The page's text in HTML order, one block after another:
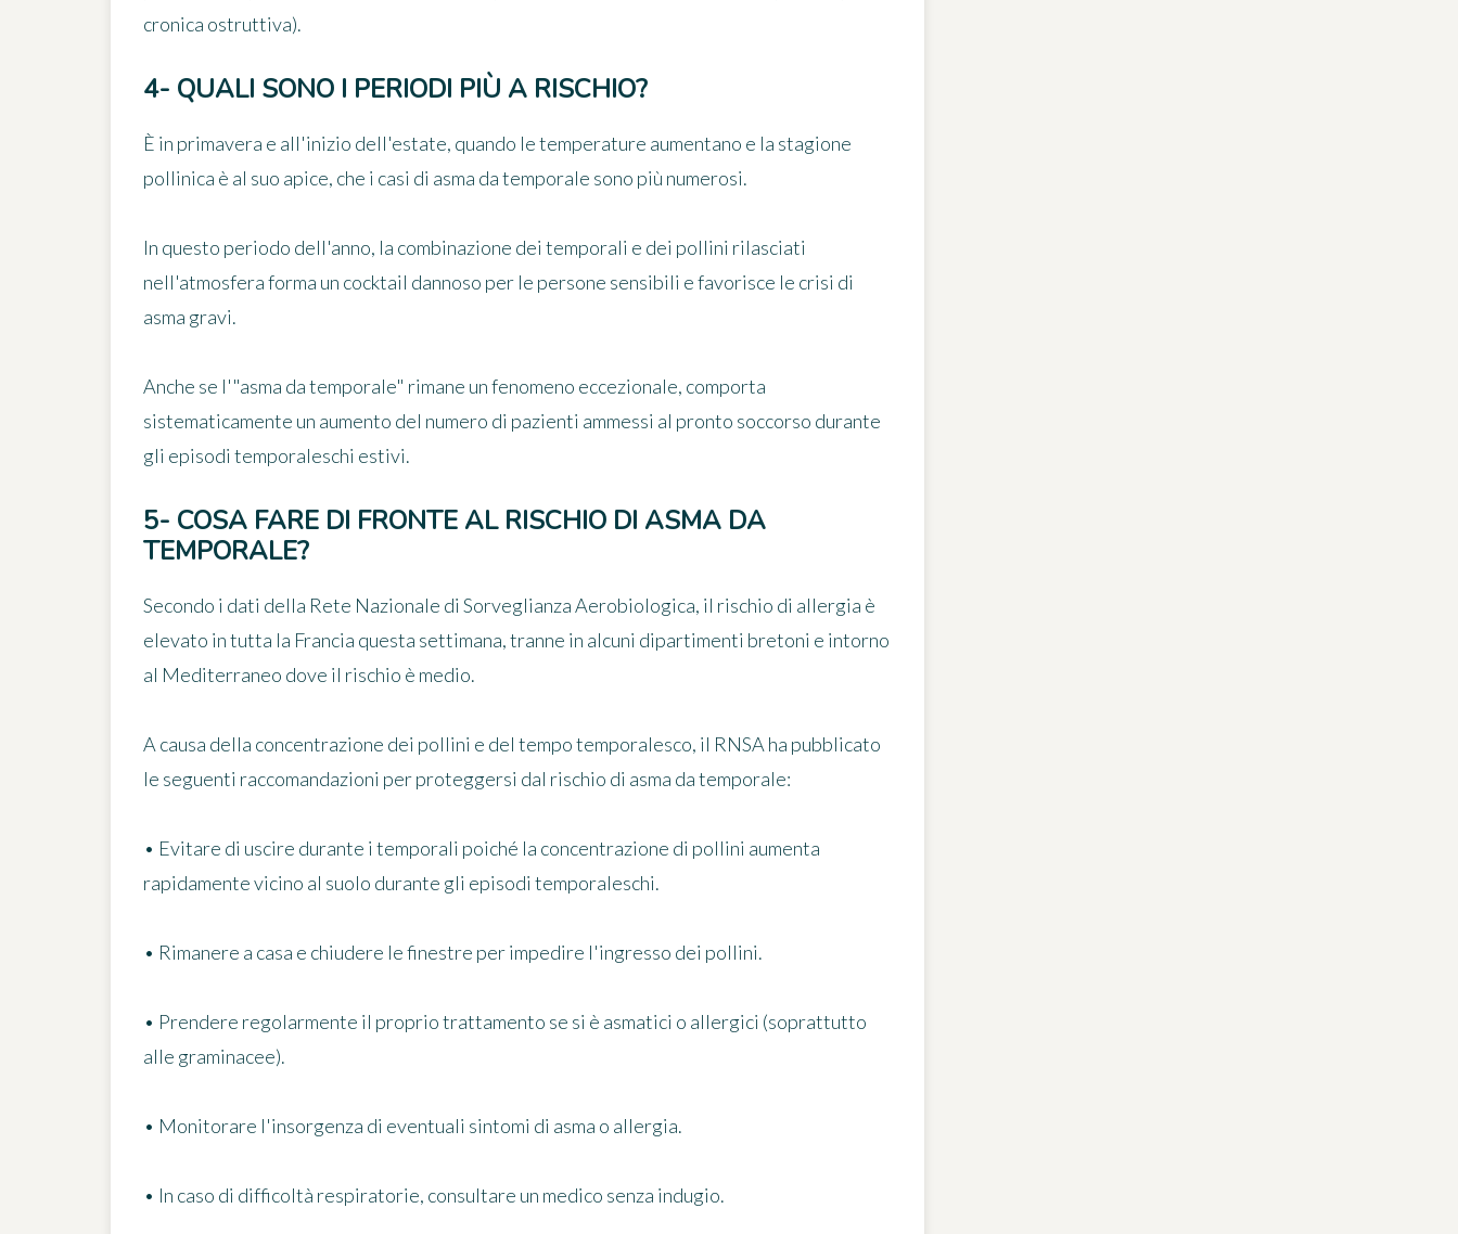
cronica ostruttiva).
4- QUALI SONO I PERIODI PIÙ A RISCHIO?
È in primavera e all'inizio dell'estate, quando le temperature aumentano e la stagione
pollinica è al suo apice, che i casi di asma da temporale sono più numerosi.
In questo periodo dell'anno, la combinazione dei temporali e dei pollini rilasciati
nell'atmosfera forma un cocktail dannoso per le persone sensibili e favorisce le crisi di
asma gravi.
Anche se l'"asma da temporale" rimane un fenomeno eccezionale, comporta
sistematicamente un aumento del numero di pazienti ammessi al pronto soccorso durante
gli episodi temporaleschi estivi.
5- COSA FARE DI FRONTE AL RISCHIO DI ASMA DA
TEMPORALE?
Secondo i dati della Rete Nazionale di Sorveglianza Aerobiologica, il rischio di allergia è
elevato in tutta la Francia questa settimana, tranne in alcuni dipartimenti bretoni e intorno
al Mediterraneo dove il rischio è medio.
A causa della concentrazione dei pollini e del tempo temporalesco, il RNSA ha pubblicato
le seguenti raccomandazioni per proteggersi dal rischio di asma da temporale:
• Evitare di uscire durante i temporali poiché la concentrazione di pollini aumenta
rapidamente vicino al suolo durante gli episodi temporaleschi.
• Rimanere a casa e chiudere le finestre per impedire l'ingresso dei pollini.
• Prendere regolarmente il proprio trattamento se si è asmatici o allergici (soprattutto
alle graminacee).
• Monitorare l'insorgenza di eventuali sintomi di asma o allergia.
• In caso di difficoltà respiratorie, consultare un medico senza indugio.